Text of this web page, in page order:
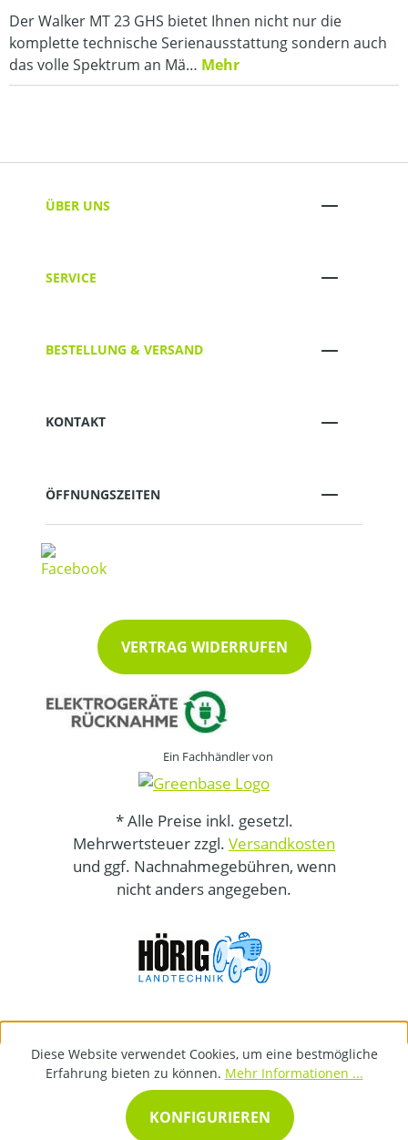
Der Walker MT 23 GHS bietet Ihnen nicht nur die
komplette technische Serienausstattung sondern auch
das volle Spektrum an Mä… Mehr
ÜBER UNS
SERVICE
BESTELLUNG & VERSAND
KONTAKT
ÖFFNUNGSZEITEN
VERTRAG WIDERRUFEN
Ein Fachhändler von
* Alle Preise inkl. gesetzl.
Mehrwertsteuer zzgl. Versandkosten
und ggf. Nachnahmegebühren, wenn
nicht anders angegeben.
Diese Website verwendet Cookies, um eine bestmögliche
Erfahrung bieten zu können. Mehr Informationen ...
KONFIGURIEREN